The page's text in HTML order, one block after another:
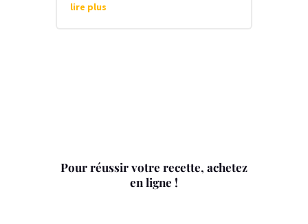
lire plus
Pour réussir votre recette, achetez
en ligne !